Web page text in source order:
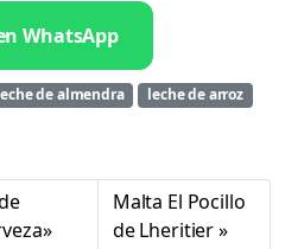
WhatsApp
de almendra
leche de arroz
Malta El Pocillo
de Lheritier